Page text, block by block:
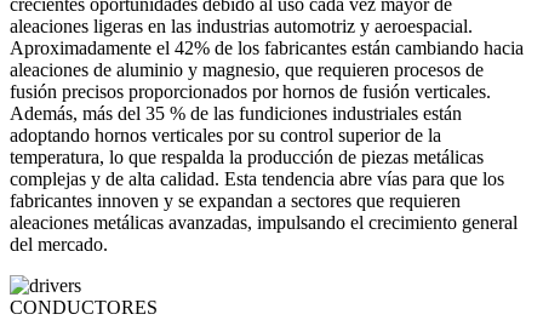
crecientes oportunidades debido al uso cada vez mayor de
aleaciones ligeras en las industrias automotriz y aeroespacial.
Aproximadamente el 42% de los fabricantes están cambiando hacia
aleaciones de aluminio y magnesio, que requieren procesos de
fusión precisos proporcionados por hornos de fusión verticales.
Además, más del 35 % de las fundiciones industriales están
adoptando hornos verticales por su control superior de la
temperatura, lo que respalda la producción de piezas metálicas
complejas y de alta calidad. Esta tendencia abre vías para que los
fabricantes innoven y se expandan a sectores que requieren
aleaciones metálicas avanzadas, impulsando el crecimiento general
del mercado.
CONDUCTORES